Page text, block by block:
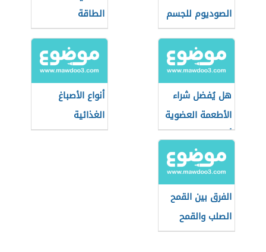
الصوديوم للجسم
الطاقة
هل يُفضل شراء
الأطعمة العضوية
أثناء التسوق؟
أنواع الأصباغ
الغذائية
الفرق بين القمح
الصلب والقمح
الطري